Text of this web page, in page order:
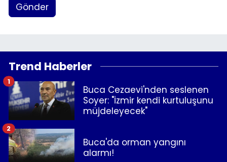
Gönder
Trend Haberler
Buca Cezaevi'nden seslenen
Soyer: "İzmir kendi kurtuluşunu
müjdeleyecek"
1
Buca'da orman yangını
alarmı!
2